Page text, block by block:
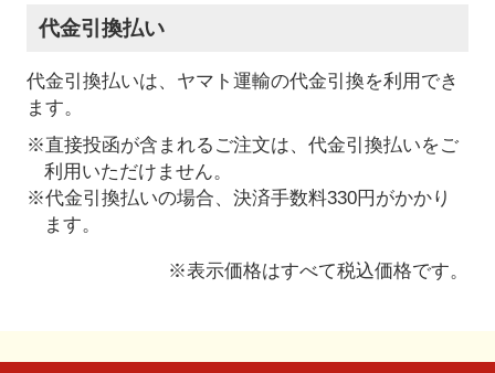
代金引換払い
代金引換払いは、ヤマト運輸の代金引換を利用でき
ます。
※直接投函が含まれるご注文は、代金引換払いをご
利用いただけません。
※代金引換払いの場合、決済手数料330円がかかり
ます。
※表示価格はすべて税込価格です。